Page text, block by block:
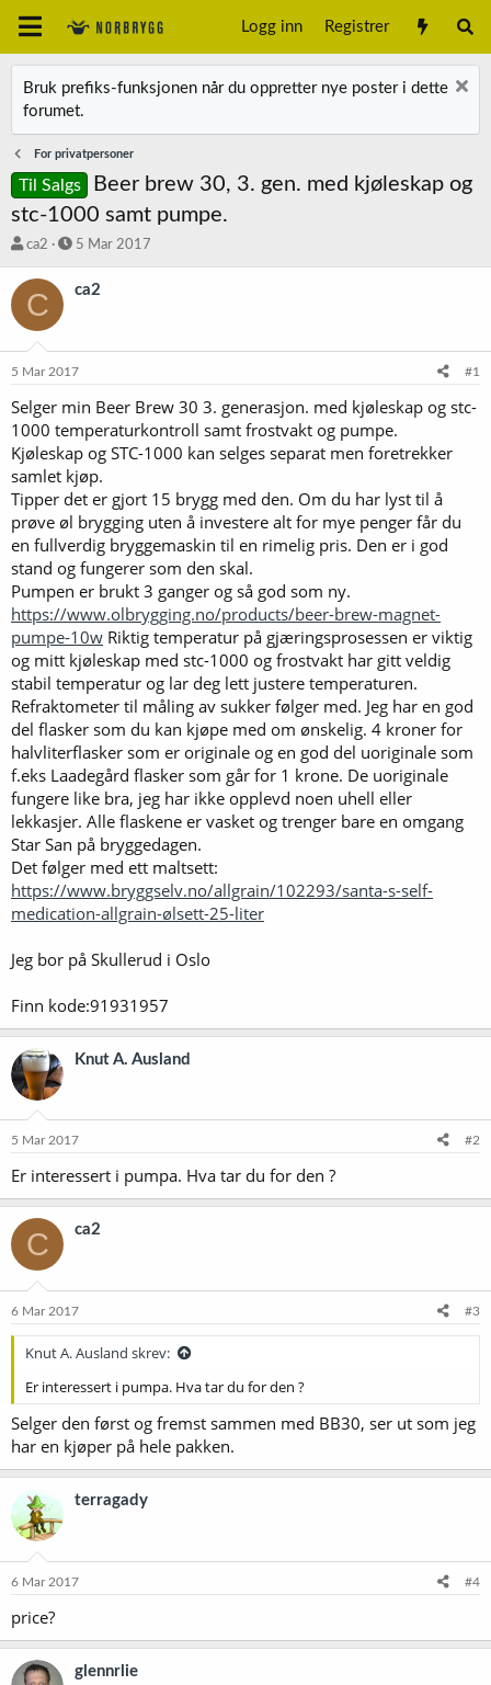
Logg inn Registrer
Bruk prefiks-funksjonen når du oppretter nye poster i dette
forumet.
For privatpersoner
Til Salgs
Beer brew 30, 3. gen. med kjøleskap og
stc-1000 samt pumpe.
T
å
d
t
e
r
ca2
S
a
o
5 Mar 2017
C ca2
5 Mar 2017 #1
Selger min Beer Brew 30 3. generasjon. med kjøleskap og stc-
1000 temperaturkontroll samt frostvakt og pumpe.
Kjøleskap og STC-1000 kan selges separat men foretrekker
samlet kjøp.
Tipper det er gjort 15 brygg med den. Om du har lyst til å
prøve øl brygging uten å investere alt for mye penger får du
en fullverdig bryggemaskin til en rimelig pris. Den er i god
stand og fungerer som den skal.
Pumpen er brukt 3 ganger og så god som ny.
https://www.olbrygging.no/products/beer-brew-magnet-
pumpe-10w Riktig temperatur på gjæringsprosessen er viktig
og mitt kjøleskap med stc-1000 og frostvakt har gitt veldig
stabil temperatur og lar deg lett justere temperaturen.
Refraktometer til måling av sukker følger med. Jeg har en god
del flasker som du kan kjøpe med om ønskelig. 4 kroner for
halvliterflasker som er originale og en god del uoriginale som
f.eks Laadegård flasker som går for 1 krone. De uoriginale
fungere like bra, jeg har ikke opplevd noen uhell eller
lekkasjer. Alle flaskene er vasket og trenger bare en omgang
Star San på bryggedagen.
Det følger med ett maltsett:
https://www.bryggselv.no/allgrain/102293/santa-s-self-
medication-allgrain-ølsett-25-liter
Jeg bor på Skullerud i Oslo
Finn kode:91931957
Knut A. Ausland
5 Mar 2017 #2
Er interessert i pumpa. Hva tar du for den ?
C ca2
6 Mar 2017 #3
Knut A. Ausland skrev:
Er interessert i pumpa. Hva tar du for den ?
Selger den først og fremst sammen med BB30, ser ut som jeg
har en kjøper på hele pakken.
terragady
6 Mar 2017 #4
price?
glennrlie